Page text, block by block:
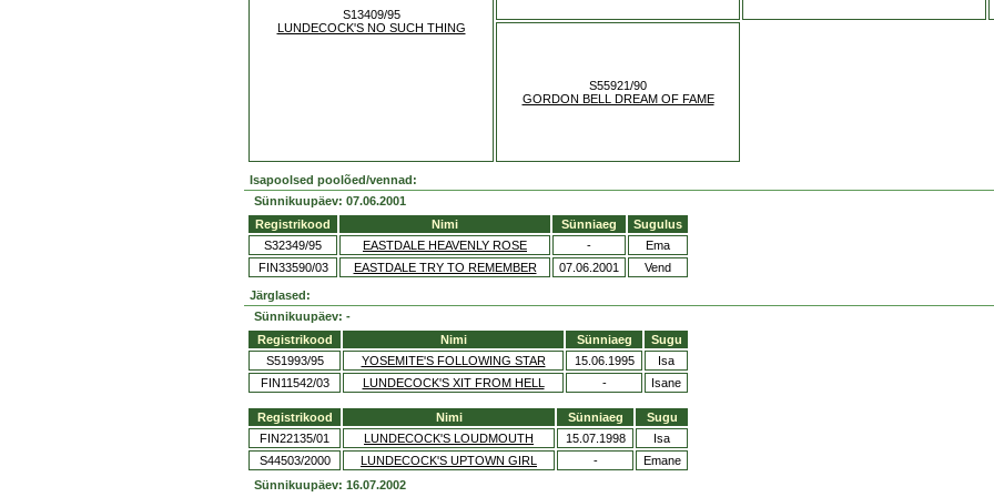
S13409/95
LUNDECOCK'S NO SUCH THING
S55921/90
GORDON BELL DREAM OF FAME
Isapoolsed poolõed/vennad:
Sünnikuupäev: 07.06.2001
Registrikood
Nimi Sünniaeg
Sugulus
S32349/95
EASTDALE HEAVENLY ROSE -
Ema
FIN33590/03
EASTDALE TRY TO REMEMBER 07.06.2001 Vend
Järglased:
Sünnikuupäev: -
Registrikood
Nimi Sünniaeg
Sugu
S51993/95
YOSEMITE'S FOLLOWING STAR 15.06.1995
Isa
FIN11542/03
LUNDECOCK'S XIT FROM HELL - Isane
Registrikood Nimi Sünniaeg
Sugu
FIN22135/01
LUNDECOCK'S LOUDMOUTH 15.07.1998
Isa
S44503/2000
LUNDECOCK'S UPTOWN GIRL -
Emane
Sünnikuupäev: 16.07.2002